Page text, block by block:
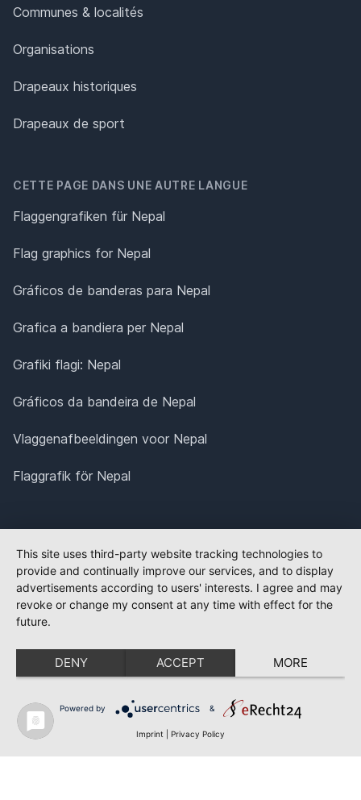
Communes & localités
Organisations
Drapeaux historiques
Drapeaux de sport
CETTE PAGE DANS UNE AUTRE LANGUE
Flaggengrafiken für Nepal
Flag graphics for Nepal
Gráficos de banderas para Nepal
Grafica a bandiera per Nepal
Grafiki flagi: Nepal
Gráficos da bandeira de Nepal
Vlaggenafbeeldingen voor Nepal
Flaggrafik för Nepal
This site uses third-party website tracking technologies to
provide and continually improve our services, and to display
advertisements according to users' interests. I agree and may
revoke or change my consent at any time with effect for the
future.
DENY ACCEPT MORE
Powered by &
Imprint Privacy Policy